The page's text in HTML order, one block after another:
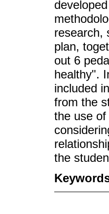
research,
plan,
out 6
healthy".
included
from the
the use
the